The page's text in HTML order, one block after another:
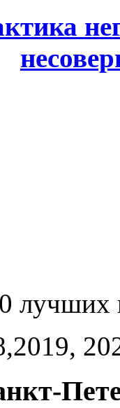
лучших